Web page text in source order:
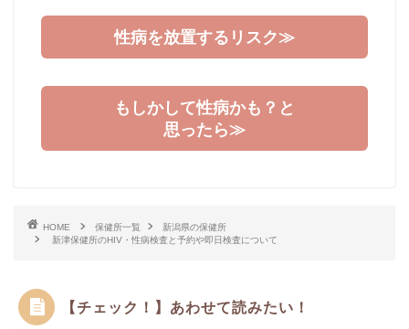
性病を放置するリスク≫
もしかして性病かも？と
思ったら≫
HOME 保健所一覧
新潟県の保健所
新津保健所のHIV・性病検査と予約や即日検査について
【チェック！】あわせて読みたい！